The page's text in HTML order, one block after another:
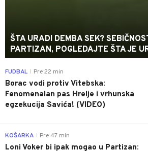
ŠTA URADI DEMBA SEK?
PARTIZAN, POGLEDAJTE ŠTA JE
FUDBAL Pre 22 min
Borac vodi protiv Vitebska:
Fenomenalan pas Hrelje i vrhunska
egzekucija Savića! (VIDEO)
KOŠARKA Pre 47 min
Loni Voker bi ipak mogao u Partizan: